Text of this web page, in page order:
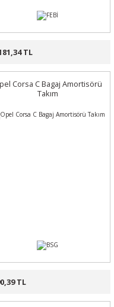
TL
Corsa C Bagaj Amortisörü
Takım
TL